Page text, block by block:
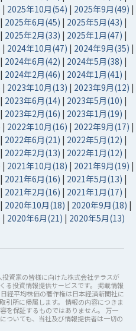
| 2025年10月(54) | 2025年9月(49) |
| 2025年6月(45) | 2025年5月(43) |
| 2025年2月(33) | 2025年1月(47) |
| 2024年10月(47) | 2024年9月(35) |
| 2024年6月(42) | 2024年5月(38) |
| 2024年2月(46) | 2024年1月(41) |
| 2023年10月(13) | 2023年9月(12) |
| 2023年6月(14) | 2023年5月(10) |
| 2023年2月(16) | 2023年1月(19) |
| 2022年10月(16) | 2022年9月(17) |
| 2022年6月(21) | 2022年5月(12) |
| 2022年2月(13) | 2022年1月(12) |
| 2021年10月(18) | 2021年9月(19) |
| 2021年6月(16) | 2021年5月(13) |
| 2021年2月(16) | 2021年1月(17) |
| 2020年10月(18) | 2020年9月(18) |
| 2020年6月(21) | 2020年5月(13)
資家の皆様に向けた株式会社テラスが
る投資情報提供サービスです。 掲載情報
経平均株価の著作権は日本経済新聞社に
引所に帰属します。 情報の内容につきま
を保証するものではありません。 万一
ついても、当社及び情報提供者は一切の